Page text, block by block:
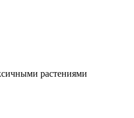
растениями